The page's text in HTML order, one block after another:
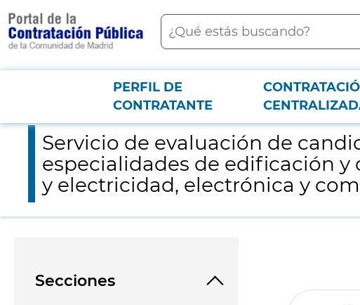
contenido
principal
Buscar
Menú PCON
PERFIL DE
CONTRATANTE
Servicio de evaluación de candidatos para el proceso de selección de
Servicio de evaluación de
especialidades de edificación
y electricidad, electrónica y
Secciones